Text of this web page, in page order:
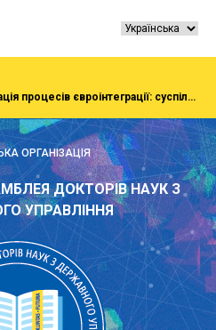
Конференція «Інституціоналізація процесів євроінтеграції: суспільство, економіка, адміністрування»
ОРГАНІЗАЦІЯ
ДОКТОРІВ НАУК З
УПРАВЛІННЯ